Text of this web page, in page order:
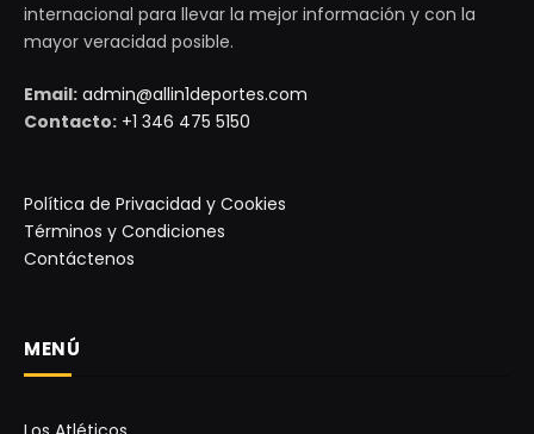
internacional para llevar la mejor información y con la
mayor veracidad posible.
Email: admin@allin1deportes.com
Contacto: +1 346 475 5150
Política de Privacidad y Cookies
Términos y Condiciones
Contáctenos
MENÚ